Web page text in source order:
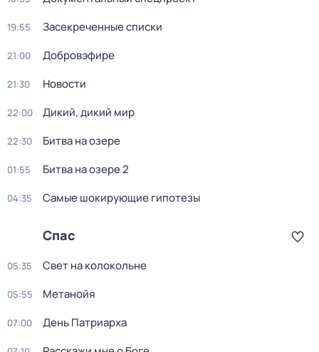
19:55 Заcекрeченные списки
21:00 Добровэфире
21:30 Новости
22:00 Дикий, дикий мир
22:30 Битва на озере
01:55 Битва на озере 2
04:35 Самые шoкиpующие гипотезы
Спас
05:35 Свет на колокольне
05:55 Метанойя
07:00 День Патриарха